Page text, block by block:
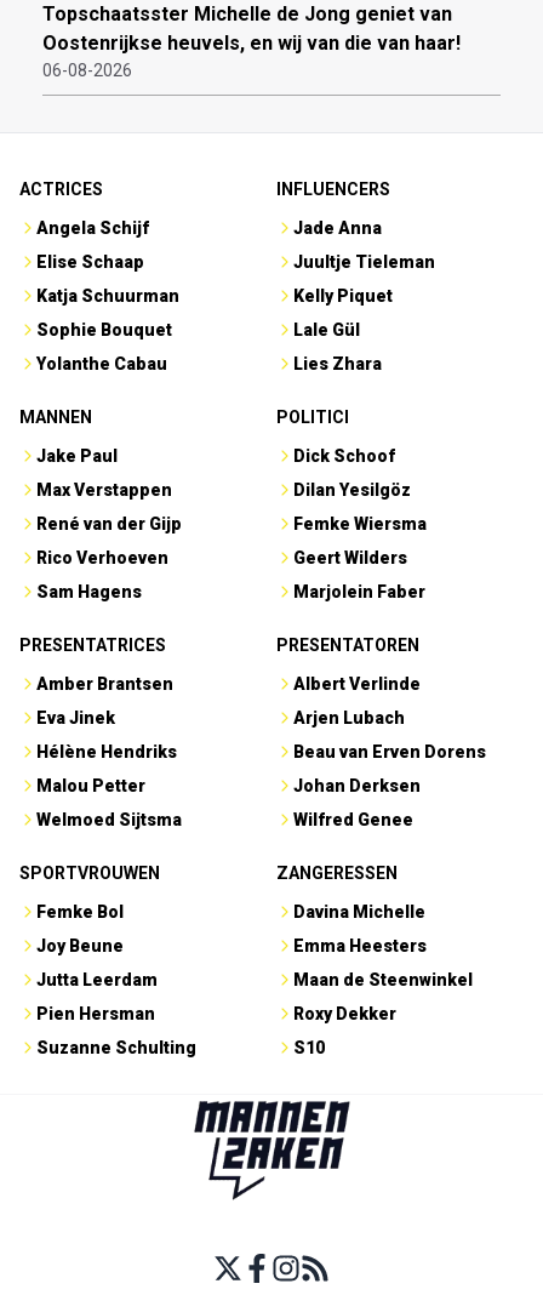
Topschaatsster Michelle de Jong geniet van
Oostenrijkse heuvels, en wij van die van haar!
06-08-2026
ACTRICES
Angela Schijf
Elise Schaap
Katja Schuurman
Sophie Bouquet
Yolanthe Cabau
INFLUENCERS
Jade Anna
Juultje Tieleman
Kelly Piquet
Lale Gül
Lies Zhara
MANNEN
Jake Paul
Max Verstappen
René van der Gijp
Rico Verhoeven
Sam Hagens
POLITICI
Dick Schoof
Dilan Yesilgöz
Femke Wiersma
Geert Wilders
Marjolein Faber
PRESENTATRICES
Amber Brantsen
Eva Jinek
Hélène Hendriks
Malou Petter
Welmoed Sijtsma
PRESENTATOREN
Albert Verlinde
Arjen Lubach
Beau van Erven Dorens
Johan Derksen
Wilfred Genee
SPORTVROUWEN
Femke Bol
Joy Beune
Jutta Leerdam
Pien Hersman
Suzanne Schulting
ZANGERESSEN
Davina Michelle
Emma Heesters
Maan de Steenwinkel
Roxy Dekker
S10